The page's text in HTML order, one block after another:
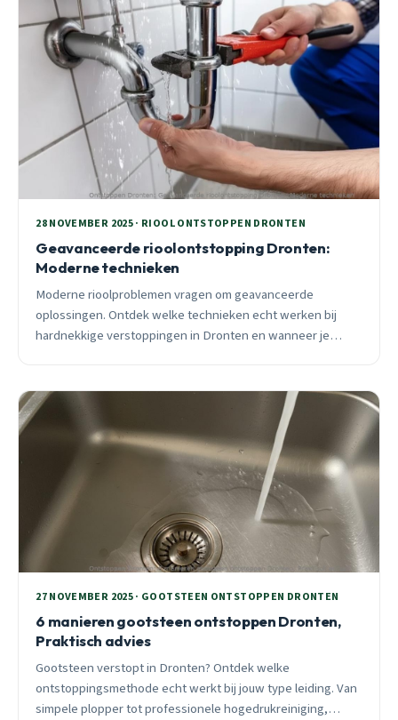
28 NOVEMBER 2025 · RIOOL ONTSTOPPEN DRONTEN
Geavanceerde rioolontstopping Dronten:
Moderne technieken
Moderne rioolproblemen vragen om geavanceerde
oplossingen. Ontdek welke technieken echt werken bij
hardnekkige verstoppingen in Dronten en wanneer je
27 NOVEMBER 2025 · GOOTSTEEN ONTSTOPPEN DRONTEN
6 manieren gootsteen ontstoppen Dronten,
Praktisch advies
Gootsteen verstopt in Dronten? Ontdek welke
ontstoppingsmethode echt werkt bij jouw type leiding. Van
simpele plopper tot professionele hogedrukreiniging,